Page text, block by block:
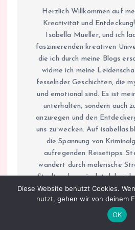
Herzlich Willkommen auf
Kreativität und
Isabella Mueller, und ich
faszinierenden kreativen
die ich durch meine Blogs
widme ich meine
fesselnder Geschichten, die
und emotional sind. Es ist
unterhalten, sondern auch
anzuregen und den
uns zu wecken. Auf
die Spannung von
aufregenden Reisetipps.
wandert durch malerische
Stadt und ergründet dabei
die in den Schatten ihrer
liegen. Jedes Stück auf
konzipiert, dass es das Herz
Fans höherschlagen lässt
Diese Website benutzt Cookies.
nutzt, gehen wir von deinem
OK